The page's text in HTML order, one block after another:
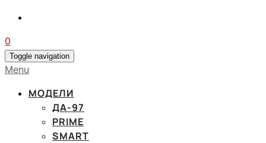
0
Toggle navigation
Menu
МОДЕЛИ
ДА-97
PRIME
SMART